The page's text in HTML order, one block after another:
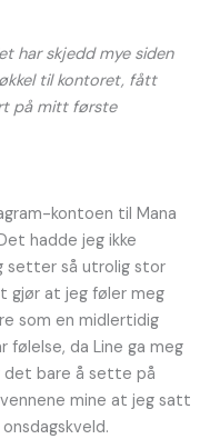
har skjedd mye siden
til kontoret, fått
på mitt første
kontoen til Mana
hadde jeg ikke
så utrolig stor
gjør at jeg føler meg
som en midlertidig
følelse, da Line ga meg
det bare å sette på
mine at jeg satt